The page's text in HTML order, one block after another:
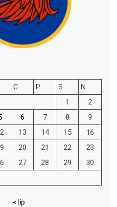
C P S
N
1
2
6 7 8
9
13 14 15
16
20 21 22
23
27 28 29
30
« lip